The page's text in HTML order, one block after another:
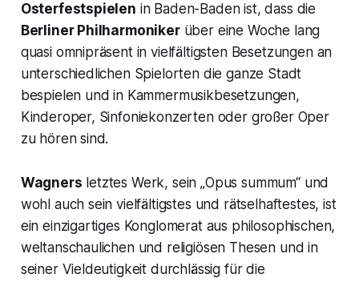
Osterfestspielen in Baden-Baden ist, dass die
Berliner Philharmonikerüber eine Woche lang
quasi omnipräsent in vielfältigsten Besetzungen an
unterschiedlichen Spielorten die ganze Stadt
bespielen und in Kammermusikbesetzungen,
Kinderoper, Sinfoniekonzerten oder großer Oper
zu hören sind.
Wagners letztes Werk, sein„Opus summum“und
wohl auch sein vielfältigstes und rätselhaftestes, ist
ein einzigartiges Konglomerat aus philosophischen,
weltanschaulichen und religiösen Thesen und in
seiner Vieldeutigkeit durchlässig für die